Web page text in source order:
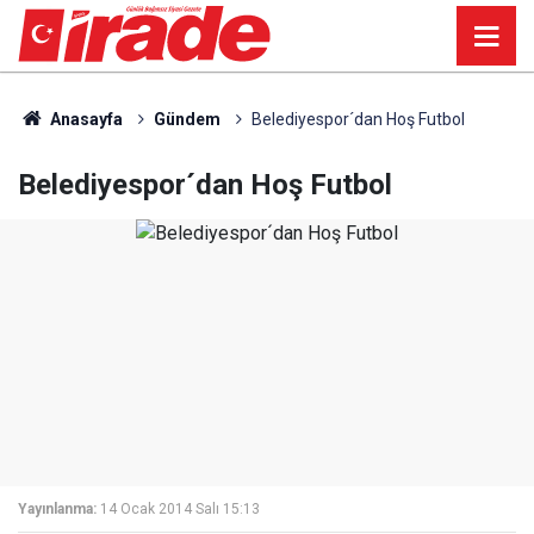
Anasayfa Gündem Belediyespor´dan Hoş Futbol
Belediyespor´dan Hoş Futbol
Yayınlanma: 14 Ocak 2014 Salı 15:13